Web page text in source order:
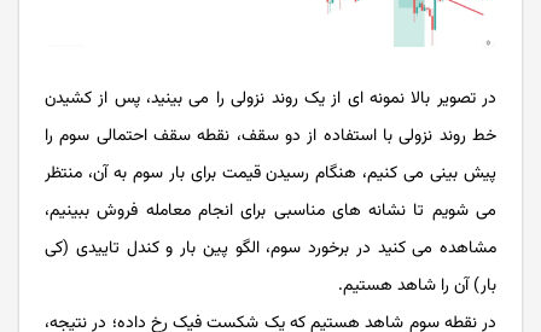
در تصویر بالا نمونه ای از یک روند نزولی را می بینید، پس از کشیدن
خط روند نزولی با استفاده از دو سقف، نقطه سقف احتمالی سوم را
پیش بینی می کنیم، هنگام رسیدن قیمت برای بار سوم به آن، منتظر
می شویم تا نشانه های مناسبی برای انجام معامله فروش ببینیم،
مشاهده می کنید در برخورد سوم، الگو پین بار و کندل تاییدی (کی
بار) آن را شاهد هستیم.
در نقطه سوم شاهد هستیم که یک شکست فیک رخ داده؛ در نتیجه،